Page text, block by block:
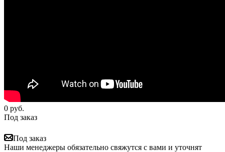
0 руб.
Под заказ
Под заказ
Наши менеджеры обязательно свяжутся с вами и уточнят